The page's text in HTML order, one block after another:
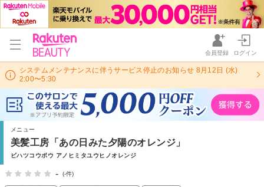
会員登録 ログイン
システムメンテナンスに伴うサービス停止のお知らせ 8月12日 (水)
2:00〜5:30
メニュー
美髪工房「あの日みた夕陽のオレンジ」
ビハツコウボウ アノヒミタユウヒノオレンジ
- (-件)